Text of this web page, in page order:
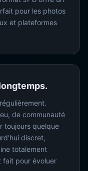
pour les photos
et plateformes
de communauté
toujours quelque
discret,
totalement
fait pour évoluer